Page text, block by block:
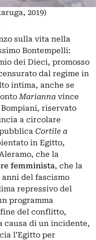
2019)
sulla vita nella
Bontempelli:
dei Dieci, promosso
dal regime in
intima, anche se
Marianna vince
riservato
a circolare
Cortile a
in Egitto,
che la
femminista, che la
del fascismo
repressivo del
programma
del conflitto,
causa di un incidente,
l’Egitto per